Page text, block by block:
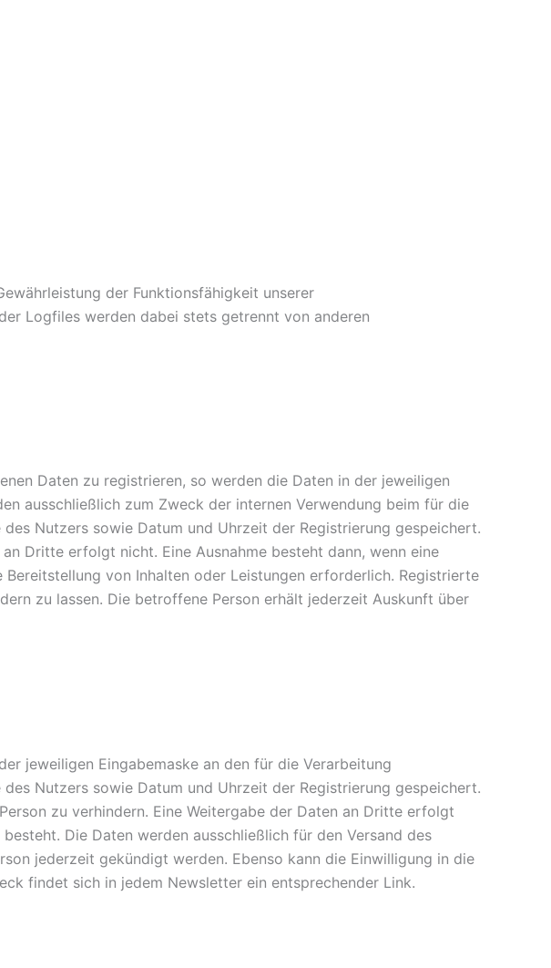
der Funktionsfähigkeit unserer
Logfiles werden dabei stets getrennt von anderen
Daten zu registrieren, so werden die Daten in der jeweiligen
ausschließlich zum Zweck der internen Verwendung beim für die
Nutzers sowie Datum und Uhrzeit der Registrierung gespeichert.
Dritte erfolgt nicht. Eine Ausnahme besteht dann, wenn eine
von Inhalten oder Leistungen erforderlich. Registrierte
zu lassen. Die betroffene Person erhält jederzeit Auskunft über
jeweiligen Eingabemaske an den für die Verarbeitung
Nutzers sowie Datum und Uhrzeit der Registrierung gespeichert.
zu verhindern. Eine Weitergabe der Daten an Dritte erfolgt
Die Daten werden ausschließlich für den Versand des
jederzeit gekündigt werden. Ebenso kann die Einwilligung in die
findet sich in jedem Newsletter ein entsprechender Link.